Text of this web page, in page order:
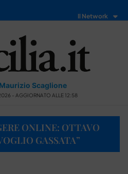
Il Network
Scaglione
- AGGIORNATO ALLE 12:58
ONLINE: OTTAVO
GASSATA”